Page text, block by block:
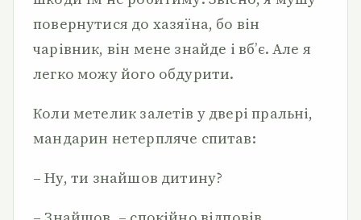
повернутися до хазяїна, бо він
чарівник, він мене знайде і вб’є. Але я
легко можу його обдурити.
Коли метелик залетів у двері пральні,
мандарин нетерпляче спитав:
– Ну, ти знайшов дитину?